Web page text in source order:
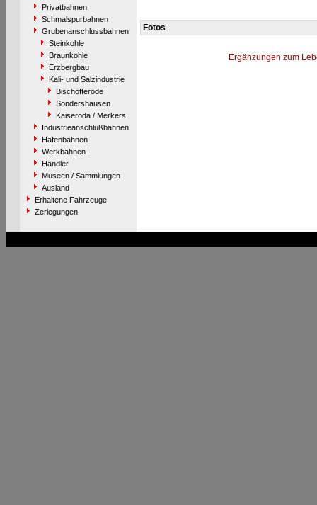
Privatbahnen
Schmalspurbahnen
Grubenanschlussbahnen
Steinkohle
Braunkohle
Erzbergbau
Kali- und Salzindustrie
Bischofferode
Sondershausen
Kaiseroda / Merkers
Industrieanschlußbahnen
Hafenbahnen
Werkbahnen
Händler
Museen / Sammlungen
Ausland
Erhaltene Fahrzeuge
Zerlegungen
Fotos
Ergänzungen zum